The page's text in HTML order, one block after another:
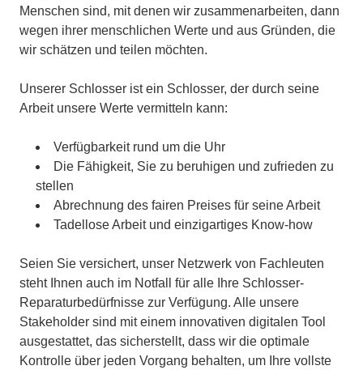
Menschen sind, mit denen wir zusammenarbeiten, dann
wegen ihrer menschlichen Werte und aus Gründen, die
wir schätzen und teilen möchten.
Unserer Schlosser ist ein Schlosser, der durch seine
Arbeit unsere Werte vermitteln kann:
Verfügbarkeit rund um die Uhr
Die Fähigkeit, Sie zu beruhigen und zufrieden zu
stellen
Abrechnung des fairen Preises für seine Arbeit
Tadellose Arbeit und einzigartiges Know-how
Seien Sie versichert, unser Netzwerk von Fachleuten
steht Ihnen auch im Notfall für alle Ihre Schlosser-
Reparaturbedürfnisse zur Verfügung. Alle unsere
Stakeholder sind mit einem innovativen digitalen Tool
ausgestattet, das sicherstellt, dass wir die optimale
Kontrolle über jeden Vorgang behalten, um Ihre vollste